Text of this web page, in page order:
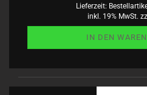
Lieferzeit:
inkl. 19% MwSt.
IN DEN